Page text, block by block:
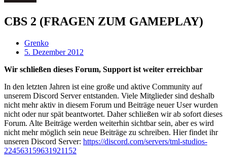
CBS 2 (FRAGEN ZUM GAMEPLAY)
Grenko
5. Dezember 2012
Wir schließen dieses Forum, Support ist weiter erreichbar
In den letzten Jahren ist eine große und aktive Community auf
unserem Discord Server entstanden. Viele Mitglieder sind deshalb
nicht mehr aktiv in diesem Forum und Beiträge neuer User wurden
nicht oder nur spät beantwortet. Daher schließen wir ab sofort dieses
Forum. Alte Beiträge werden weiterhin sichtbar sein, aber es wird
nicht mehr möglich sein neue Beiträge zu schreiben. Hier findet ihr
unseren Discord Server: https://discord.com/servers/tml-studios-
224563159631921152